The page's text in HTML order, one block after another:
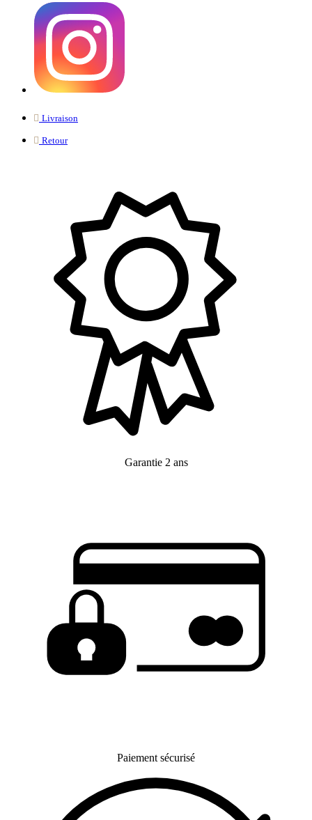
Livraison
Retour
Garantie 2 ans
Paiement sécurisé